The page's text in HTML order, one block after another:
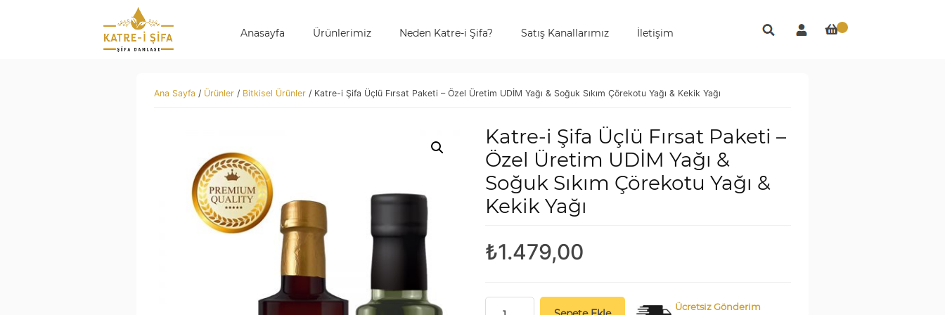
Anasayfa Ürünlerimiz Neden Katre-i Şifa? Satış Kanallarımız İletişim
Ana Sayfa / Ürünler / Bitkisel Ürünler / Katre-i Şifa Üçlü Fırsat Paketi – Özel Üretim UDİM Yağı & Soğuk Sıkım Çörekotu Yağı & Kekik Yağı
Katre-i Şifa Üçlü Fırsat Paketi –
Özel Üretim UDİM Yağı &
Soğuk Sıkım Çörekotu Yağı &
Kekik Yağı
₺1.479,00
Katre-
Ücretsiz Gönderim